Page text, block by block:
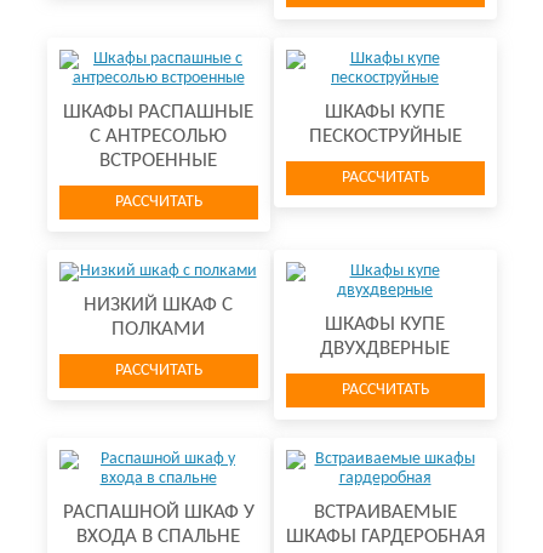
ШКАФЫ РАСПАШНЫЕ
С АНТРЕСОЛЬЮ
ВСТРОЕННЫЕ
РАССЧИТАТЬ
ШКАФЫ КУПЕ
ПЕСКОСТРУЙНЫЕ
РАССЧИТАТЬ
НИЗКИЙ ШКАФ С
ПОЛКАМИ
РАССЧИТАТЬ
ШКАФЫ КУПЕ
ДВУХДВЕРНЫЕ
РАССЧИТАТЬ
РАСПАШНОЙ ШКАФ У
ВХОДА В СПАЛЬНЕ
ВСТРАИВАЕМЫЕ
ШКАФЫ ГАРДЕРОБНАЯ